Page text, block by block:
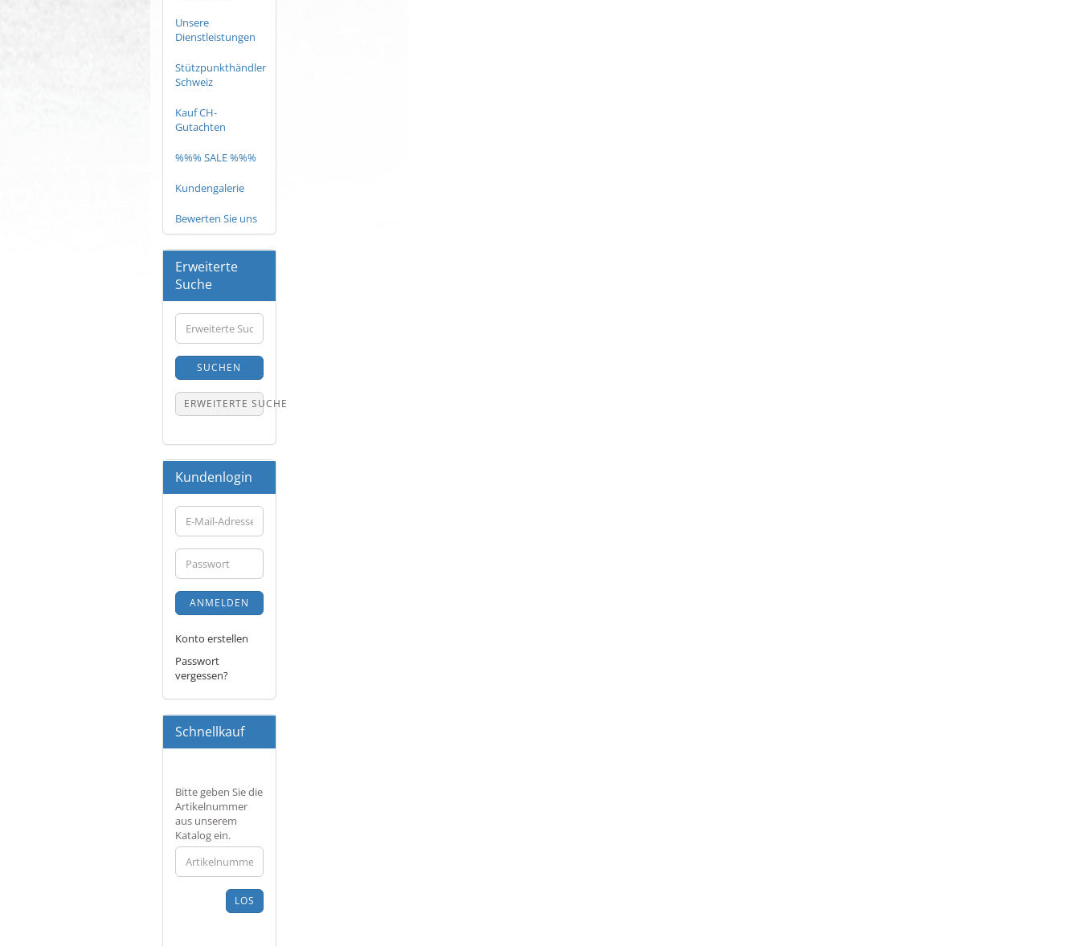
Unsere
Dienstleistungen
Stützpunkthändler
Schweiz
Kauf CH-
Gutachten
%%% SALE %%%
Kundengalerie
Bewerten Sie uns
Erweiterte
Suche
Erweiterte
Suche
SUCHEN
ERWEITERTE SUCHE
Kundenlogin
E-
Mail-
Adresse
Passwort
ANMELDEN
Konto erstellen
Passwort
vergessen?
Schnellkauf
BITTE
GEBEN
SIE
DIE
ARTIKELNUMMER
AUS
UNSEREM
Bitte geben Sie die
Artikelnummer
aus unserem
Katalog ein.
LOS